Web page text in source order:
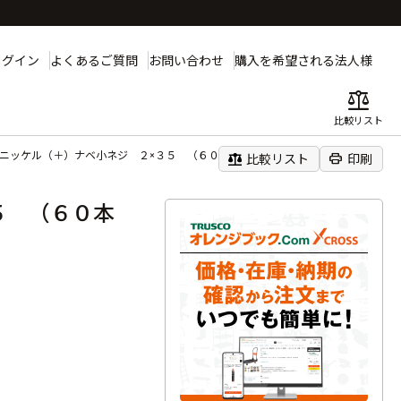
イン よくあるご質問 お問い合わせ 購入を希望される法人様
balance
比較リスト
ッケル（＋）ナベ小ネジ ２×３５ （６０本入）
balance 比較リスト print 印刷
（６０本